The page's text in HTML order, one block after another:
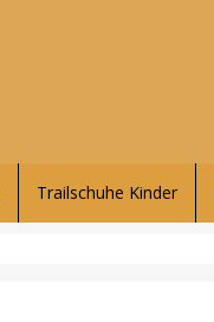
Trailschuhe Kinder